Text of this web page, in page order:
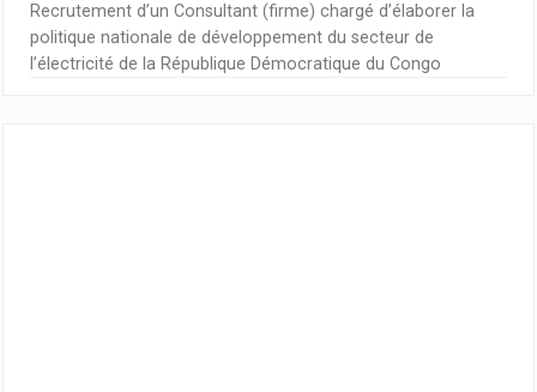
Recrutement d’un Consultant (firme) chargé d’élaborer la
politique nationale de développement du secteur de
l’électricité de la République Démocratique du Congo